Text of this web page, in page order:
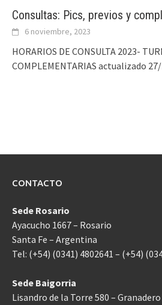
Consultas: Pics, previos y
6 noviembre, 2023
HORARIOS DE CONSULTA 2023-
COMPLEMENTARIAS actualizado
CONTACTO
Sede Rosario
Ayacucho 1667 – Rosario
Santa Fe – Argentina
Tel: (+54) (0341) 4802641 – (+54)
Sede Baigorria
Lisandro de la Torre 580 –